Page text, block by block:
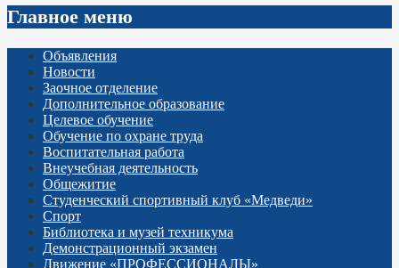
Главное меню
Объявления
Новости
Заочное отделение
Дополнительное образование
Целевое обучение
Обучение по охране труда
Воспитательная работа
Внеучебная деятельность
Общежитие
Студенческий спортивный клуб «Медведи»
Спорт
Библиотека и музей техникума
Демонстрационный экзамен
Движение «ПРОФЕССИОНАЛЫ»